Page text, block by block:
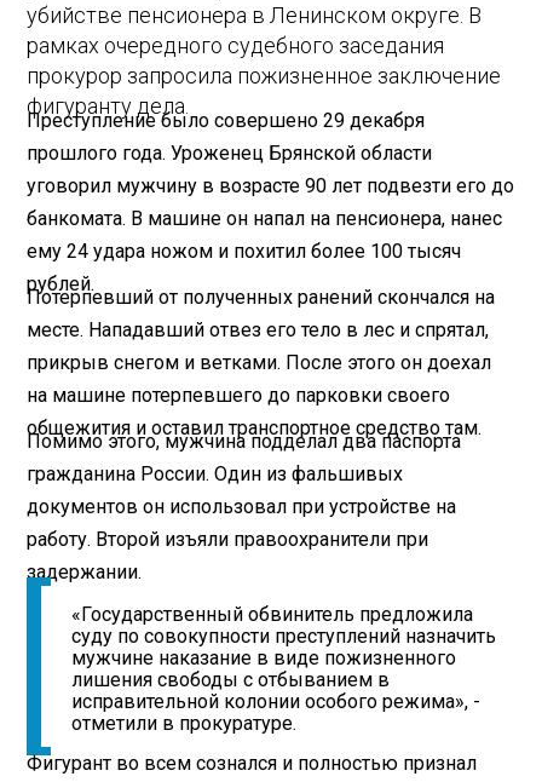
убийстве пенсионера в Ленинском округе. В
рамках очередного судебного заседания
прокурор запросила пожизненное заключение
фигуранту дела.
Преступление было совершено 29 декабря
прошлого года. Уроженец Брянской области
уговорил мужчину в возрасте 90 лет подвезти его до
банкомата. В машине он напал на пенсионера, нанес
ему 24 удара ножом и похитил более 100 тысяч
рублей.
Потерпевший от полученных ранений скончался на
месте. Нападавший отвез его тело в лес и спрятал,
прикрыв снегом и ветками. После этого он доехал
на машине потерпевшего до парковки своего
общежития и оставил транспортное средство там.
Помимо этого, мужчина подделал два паспорта
гражданина России. Один из фальшивых
документов он использовал при устройстве на
работу. Второй изъяли правоохранители при
задержании.
«Государственный обвинитель предложила
суду по совокупности преступлений назначить
мужчине наказание в виде пожизненного
лишения свободы с отбыванием в
исправительной колонии особого режима», -
отметили в прокуратуре.
Фигурант во всем сознался и полностью признал